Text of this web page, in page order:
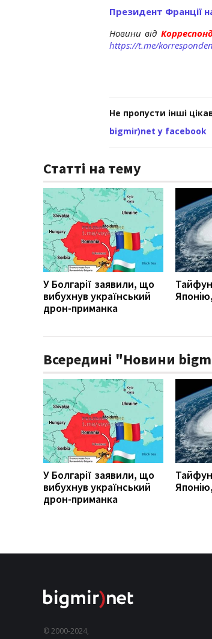
Президент Франції
Новини від
https://t.me/
Не пропусти інші
bigmir)net у facebook
Статті на тему
У Болгарії заявили, що
вибухнув український
дрон-приманка
Всередині "Новини
У Болгарії заявили, що
вибухнув український
дрон-приманка
© 2000-2024,